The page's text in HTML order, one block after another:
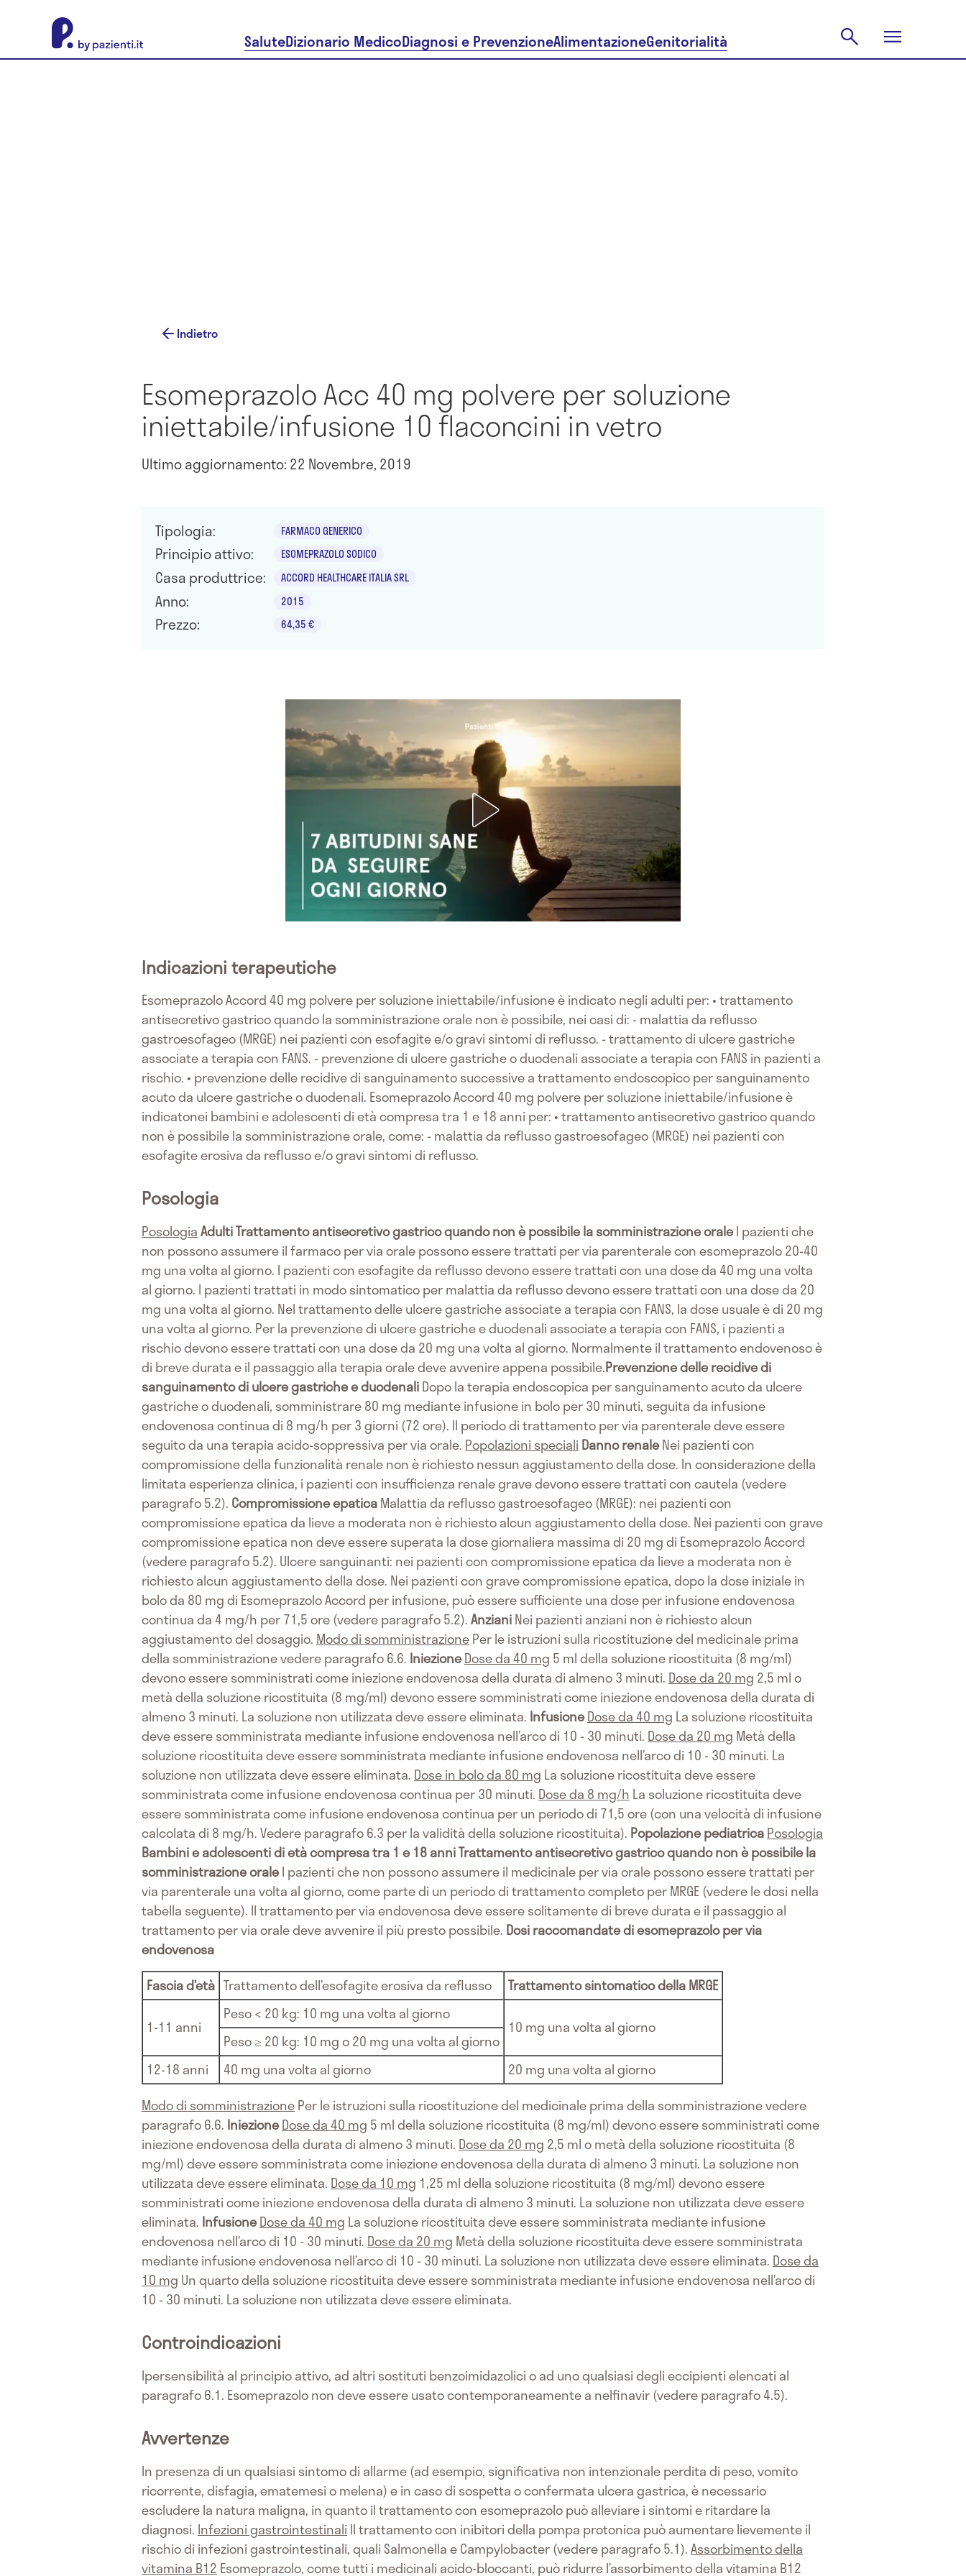
SaluteDizionario MedicoDiagnosi e PrevenzioneAlimentazioneGenitorialità
Indietro
Esomeprazolo Acc 40 mg polvere per soluzione
iniettabile/infusione 10 flaconcini in vetro
Ultimo aggiornamento: 22 Novembre, 2019
Tipologia: FARMACO GENERICO
Principio attivo: ESOMEPRAZOLO SODICO
Casa produttrice: ACCORD HEALTHCARE ITALIA SRL
Anno: 2015
Prezzo: 64,35 €
Indicazioni terapeutiche
Esomeprazolo Accord 40 mg polvere per soluzione iniettabile/infusione è indicato negli adulti per: • trattamento
antisecretivo gastrico quando la somministrazione orale non è possibile, nei casi di: - malattia da reflusso
gastroesofageo (MRGE) nei pazienti con esofagite e/o gravi sintomi di reflusso. - trattamento di ulcere gastriche
associate a terapia con FANS. - prevenzione di ulcere gastriche o duodenali associate a terapia con FANS in pazienti a
rischio. • prevenzione delle recidive di sanguinamento successive a trattamento endoscopico per sanguinamento
acuto da ulcere gastriche o duodenali. Esomeprazolo Accord 40 mg polvere per soluzione iniettabile/infusione è
indicatonei bambini e adolescenti di età compresa tra 1 e 18 anni per: • trattamento antisecretivo gastrico quando
non è possibile la somministrazione orale, come: - malattia da reflusso gastroesofageo (MRGE) nei pazienti con
esofagite erosiva da reflusso e/o gravi sintomi di reflusso.
Posologia
PosologiaAdultiTrattamento antisecretivo gastrico quando non è possibile la somministrazione oraleI pazienti che
non possono assumere il farmaco per via orale possono essere trattati per via parenterale con esomeprazolo 20-40
mg una volta al giorno. I pazienti con esofagite da reflusso devono essere trattati con una dose da 40 mg una volta
al giorno. I pazienti trattati in modo sintomatico per malattia da reflusso devono essere trattati con una dose da 20
mg una volta al giorno. Nel trattamento delle ulcere gastriche associate a terapia con FANS, la dose usuale è di 20 mg
una volta al giorno. Per la prevenzione di ulcere gastriche e duodenali associate a terapia con FANS, i pazienti a
rischio devono essere trattati con una dose da 20 mg una volta al giorno. Normalmente il trattamento endovenoso è
di breve durata e il passaggio alla terapia orale deve avvenire appena possibile.Prevenzione delle recidive di
sanguinamento di ulcere gastriche e duodenaliDopo la terapia endoscopica per sanguinamento acuto da ulcere
gastriche o duodenali, somministrare 80 mg mediante infusione in bolo per 30 minuti, seguita da infusione
endovenosa continua di 8 mg/h per 3 giorni (72 ore). Il periodo di trattamento per via parenterale deve essere
seguito da una terapia acido-soppressiva per via orale. Popolazioni speciali Danno renaleNei pazienti con
compromissione della funzionalità renale non è richiesto nessun aggiustamento della dose. In considerazione della
limitata esperienza clinica, i pazienti con insufficienza renale grave devono essere trattati con cautela (vedere
paragrafo 5.2). Compromissione epaticaMalattia da reflusso gastroesofageo (MRGE): nei pazienti con
compromissione epatica da lieve a moderata non è richiesto alcun aggiustamento della dose. Nei pazienti con grave
compromissione epatica non deve essere superata la dose giornaliera massima di 20 mg di Esomeprazolo Accord
(vedere paragrafo 5.2). Ulcere sanguinanti: nei pazienti con compromissione epatica da lieve a moderata non è
richiesto alcun aggiustamento della dose. Nei pazienti con grave compromissione epatica, dopo la dose iniziale in
bolo da 80 mg di Esomeprazolo Accord per infusione, può essere sufficiente una dose per infusione endovenosa
continua da 4 mg/h per 71,5 ore (vedere paragrafo 5.2).AnzianiNei pazienti anziani non è richiesto alcun
aggiustamento del dosaggio. Modo di somministrazionePer le istruzioni sulla ricostituzione del medicinale prima
della somministrazione vedere paragrafo 6.6. IniezioneDose da 40 mg 5 ml della soluzione ricostituita (8 mg/ml)
devono essere somministrati come iniezione endovenosa della durata di almeno 3 minuti. Dose da 20 mg 2,5 ml o
metà della soluzione ricostituita (8 mg/ml) devono essere somministrati come iniezione endovenosa della durata di
almeno 3 minuti. La soluzione non utilizzata deve essere eliminata. InfusioneDose da 40 mg La soluzione ricostituita
deve essere somministrata mediante infusione endovenosa nell’arco di 10 - 30 minuti. Dose da 20 mg Metà della
soluzione ricostituita deve essere somministrata mediante infusione endovenosa nell’arco di 10 - 30 minuti. La
soluzione non utilizzata deve essere eliminata. Dose in bolo da 80 mg La soluzione ricostituita deve essere
somministrata come infusione endovenosa continua per 30 minuti. Dose da 8 mg/h La soluzione ricostituita deve
essere somministrata come infusione endovenosa continua per un periodo di 71,5 ore (con una velocità di infusione
calcolata di 8 mg/h. Vedere paragrafo 6.3 per la validità della soluzione ricostituita). Popolazione pediatricaPosologia
Bambini e adolescenti di età compresa tra 1 e 18 anniTrattamento antisecretivo gastrico quando non è possibile la
somministrazione oraleI pazienti che non possono assumere il medicinale per via orale possono essere trattati per
via parenterale una volta al giorno, come parte di un periodo di trattamento completo per MRGE (vedere le dosi nella
tabella seguente). Il trattamento per via endovenosa deve essere solitamente di breve durata e il passaggio al
trattamento per via orale deve avvenire il più presto possibile. Dosi raccomandate di esomeprazolo per via
endovenosa
Fascia d’età Trattamento dell’esofagite erosiva da reflusso Trattamento sintomatico della MRGE
1-11 anni
Peso < 20 kg: 10 mg una volta al giorno
10 mg una volta al giorno
Peso ≥ 20 kg: 10 mg o 20 mg una volta al giorno
12-18 anni
40 mg una volta al giorno
20 mg una volta al giorno
Modo di somministrazionePer le istruzioni sulla ricostituzione del medicinale prima della somministrazione vedere
paragrafo 6.6. IniezioneDose da 40 mg 5 ml della soluzione ricostituita (8 mg/ml) devono essere somministrati come
iniezione endovenosa della durata di almeno 3 minuti. Dose da 20 mg 2,5 ml o metà della soluzione ricostituita (8
mg/ml) deve essere somministrata come iniezione endovenosa della durata di almeno 3 minuti. La soluzione non
utilizzata deve essere eliminata. Dose da 10 mg 1,25 ml della soluzione ricostituita (8 mg/ml) devono essere
somministrati come iniezione endovenosa della durata di almeno 3 minuti. La soluzione non utilizzata deve essere
eliminata. InfusioneDose da 40 mg La soluzione ricostituita deve essere somministrata mediante infusione
endovenosa nell’arco di 10 - 30 minuti. Dose da 20 mg Metà della soluzione ricostituita deve essere somministrata
mediante infusione endovenosa nell’arco di 10 - 30 minuti. La soluzione non utilizzata deve essere eliminata. Dose da
10 mg Un quarto della soluzione ricostituita deve essere somministrata mediante infusione endovenosa nell’arco di
10 - 30 minuti. La soluzione non utilizzata deve essere eliminata.
Controindicazioni
Ipersensibilità al principio attivo, ad altri sostituti benzoimidazolici o ad uno qualsiasi degli eccipienti elencati al
paragrafo 6.1. Esomeprazolo non deve essere usato contemporaneamente a nelfinavir (vedere paragrafo 4.5).
Avvertenze
In presenza di un qualsiasi sintomo di allarme (ad esempio, significativa non intenzionale perdita di peso, vomito
ricorrente, disfagia, ematemesi o melena) e in caso di sospetta o confermata ulcera gastrica, è necessario
escludere la natura maligna, in quanto il trattamento con esomeprazolo può alleviare i sintomi e ritardare la
diagnosi. Infezioni gastrointestinali Il trattamento con inibitori della pompa protonica può aumentare lievemente il
rischio di infezioni gastrointestinali, quali Salmonella e Campylobacter (vedere paragrafo 5.1).Assorbimento della
vitamina B12 Esomeprazolo, come tutti i medicinali acido-bloccanti, può ridurre l’assorbimento della vitamina B12